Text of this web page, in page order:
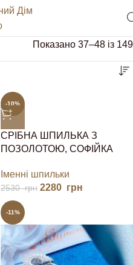
Показано 37–48 із 149
-10%
СРІБНА ШПИЛЬКА З
ПОЗОЛОТОЮ, СОФІЙКА
Іменні шпильки
2530грн 2280 грн
-11%